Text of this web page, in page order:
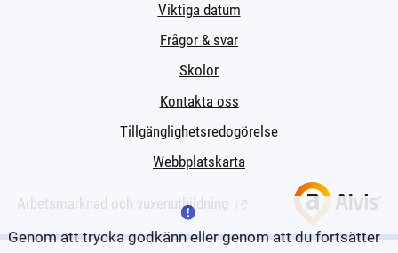
Viktiga datum
Frågor & svar
Skolor
Kontakta oss
Tillgänglighetsredogörelse
Webbplatskarta
Arbetsmarknad och vuxenutbildning (Länk till extern sida.)
Genom att trycka godkänn eller genom att du fortsätter